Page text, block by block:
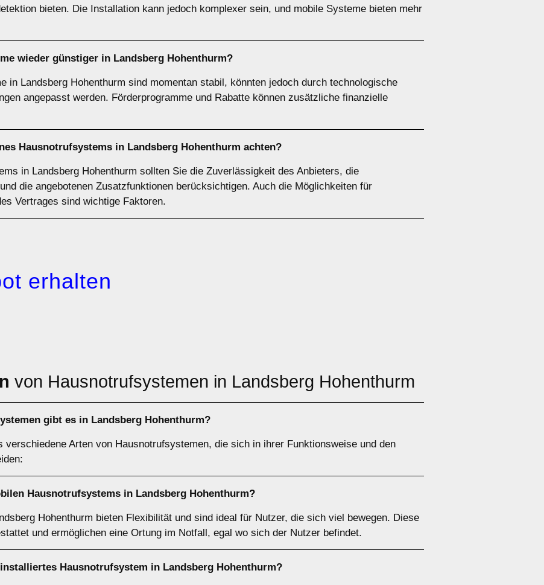
bieten. Die Installation kann jedoch komplexer sein, und mobile Systeme bieten mehr
wieder günstiger in Landsberg Hohenthurm?
in Landsberg Hohenthurm sind momentan stabil, könnten jedoch durch technologische
angepasst werden. Förderprogramme und Rabatte können zusätzliche finanzielle
Hausnotrufsystems in Landsberg Hohenthurm achten?
in Landsberg Hohenthurm sollten Sie die Zuverlässigkeit des Anbieters, die
die angebotenen Zusatzfunktionen berücksichtigen. Auch die Möglichkeiten für
Vertrages sind wichtige Faktoren.
erhalten
von Hausnotrufsystemen in Landsberg Hohenthurm
gibt es in Landsberg Hohenthurm?
verschiedene Arten von Hausnotrufsystemen, die sich in ihrer Funktionsweise und den
Hausnotrufsystems in Landsberg Hohenthurm?
Hohenthurm bieten Flexibilität und sind ideal für Nutzer, die sich viel bewegen. Diese
und ermöglichen eine Ortung im Notfall, egal wo sich der Nutzer befindet.
Hausnotrufsystem in Landsberg Hohenthurm?